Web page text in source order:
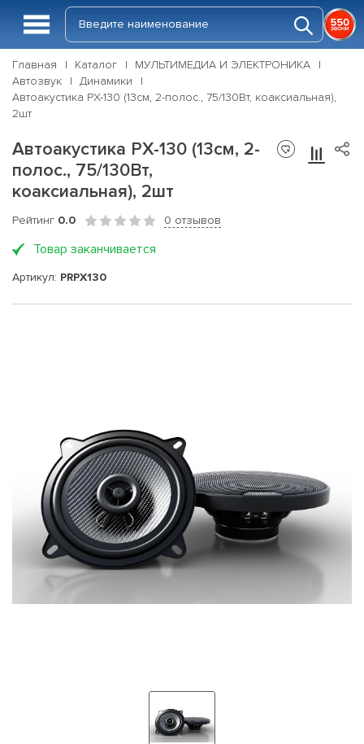
Главная Каталог
МУЛЬТИМЕДИА И ЭЛЕКТРОНИКА
Автозвук
Динамики
Автоакустика PX-130 (13см, 2-полос., 75/130Вт, коаксиальная),
2шт
Автоакустика PX-130 (13см, 2-
полос., 75/130Вт,
коаксиальная), 2шт
Рейтинг 0.0 0 отзывов
Товар заканчивается
Артикул: PRPX130